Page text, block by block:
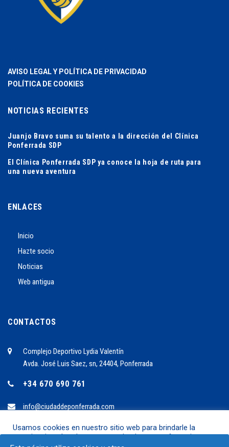
AVISO LEGAL Y POLÍTICA DE PRIVACIDAD
POLÍTICA DE COOKIES
NOTICIAS RECIENTES
Juanjo Bravo suma su talento a la dirección del Clínica
Ponferrada SDP
El Clínica Ponferrada SDP ya conoce la hoja de ruta para
una nueva aventura
ENLACES
Inicio
Hazte socio
Noticias
Web antigua
CONTACTOS
Complejo Deportivo Lydia Valentín
Avda. José Luis Saez, sn, 24404, Ponferrada
+34 670 690 761
info@ciudaddeponferrada.com
2024 ©C.B. Ciudad de Ponferrrada
Usamos cookies en nuestro sitio web para brindarle la
experiencia más relevante recordando sus preferencias y